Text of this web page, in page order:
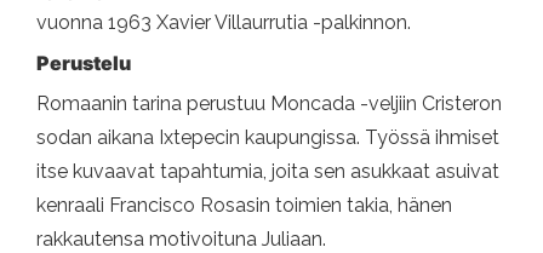
vuonna 1963 Xavier Villaurrutia -palkinnon.
Perustelu
Romaanin tarina perustuu Moncada -veljiin Cristeron
sodan aikana Ixtepecin kaupungissa. Työssä ihmiset
itse kuvaavat tapahtumia, joita sen asukkaat asuivat
kenraali Francisco Rosasin toimien takia, hänen
rakkautensa motivoituna Juliaan.